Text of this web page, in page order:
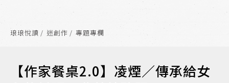
琅琅悅讀 迷創作 專題專欄
【作家餐桌2.0】凌煙／傳承給女